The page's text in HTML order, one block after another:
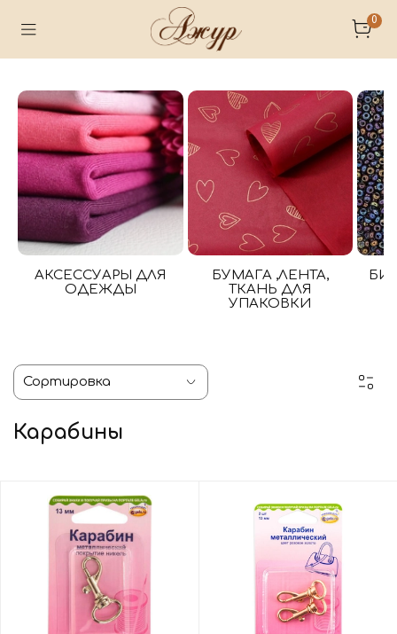
0
АКСЕССУАРЫ ДЛЯ
ОДЕЖДЫ
БУМАГА ,ЛЕНТА,
ТКАНЬ ДЛЯ
УПАКОВКИ
Карабины